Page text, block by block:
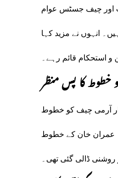
اور چیف جسٹس عوام
انہوں نے مزید کہا
استحکام قائم رہے۔
خطوط کا پس منظر
آرمی چیف کو خطوط
عمران خان کے خطوط
ڈالی گئی تھی۔